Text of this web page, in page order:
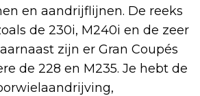
en aandrijflijnen. De reeks
de 230i, M240i en de zeer
zijn er Gran Coupés
de 228 en M235. Je hebt de